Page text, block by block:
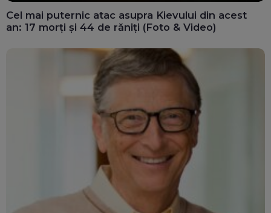
Cel mai puternic atac asupra Kievului din acest
an: 17 morți și 44 de răniți (Foto & Video)